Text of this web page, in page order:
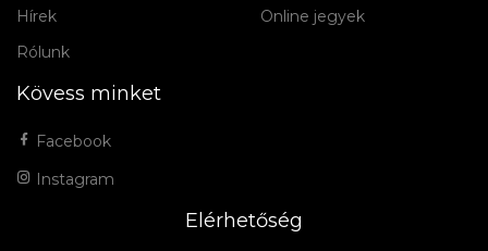
Hírek
Rólunk
Online jegyek
Kövess minket
Facebook
Instagram
Elérhetőség